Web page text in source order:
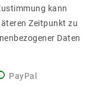
kann
Zeitpunkt zu
Daten
PayPal